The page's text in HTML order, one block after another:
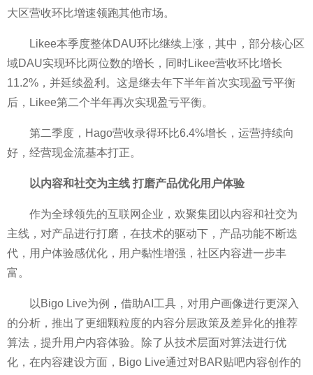
大区营收环比增速领跑其他市场。
Likee本季度整体DAU环比继续上涨，其中，部分核心区
域DAU实现环比两位数的增长，同时Likee营收环比增长
11.2%，并延续盈利。这是继去年下半年首次实现盈亏平衡
后，Likee第二个半年再次实现盈亏平衡。
第二季度，Hago营收录得环比6.4%增长，运营持续向
好，经营现金流基本打正。
以内容和社交为主线 打磨产品优化用户体验
作为全球领先的互联网企业，欢聚集团以内容和社交为
主线，对产品进行打磨，在技术的驱动下，产品功能不断迭
代，用户体验感优化，用户黏性增强，社区内容进一步丰
富。
以Bigo Live为例 ， 借助AI工具，对用户画像进行更深入
的分析，推出了更细颗粒度的内容分层政策及差异化的推荐
算法，提升用户内容体验。除了从技术层面对算法进行优
化，在内容建设方面，Bigo Live通过对BAR贴吧内容创作的